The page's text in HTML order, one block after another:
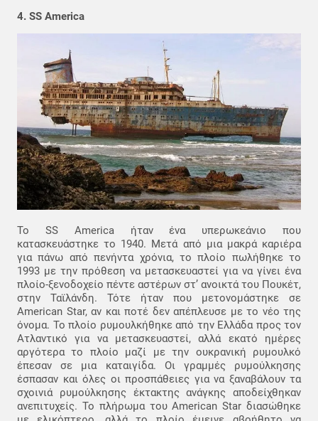
4. SS America
Το SS America ήταν ένα υπερωκεάνιο που
κατασκευάστηκε το 1940. Μετά από μια μακρά καριέρα
για πάνω από πενήντα χρόνια, το πλοίο πωλήθηκε το
1993 με την πρόθεση να μετασκευαστεί για να γίνει ένα
πλοίο-ξενοδοχείο πέντε αστέρων στ’ ανοικτά του Πουκέτ,
στην Ταϊλάνδη. Τότε ήταν που μετονομάστηκε σε
American Star, αν και ποτέ δεν απέπλευσε με το νέο της
όνομα. Το πλοίο ρυμουλκήθηκε από την Ελλάδα προς τον
Ατλαντικό για να μετασκευαστεί, αλλά εκατό ημέρες
αργότερα το πλοίο μαζί με την ουκρανική ρυμουλκό
έπεσαν σε μια καταιγίδα. Οι γραμμές ρυμούλκησης
έσπασαν και όλες οι προσπάθειες για να ξαναβάλουν τα
σχοινιά ρυμούλκησης έκτακτης ανάγκης αποδείχθηκαν
ανεπιτυχείς. Το πλήρωμα του American Star διασώθηκε